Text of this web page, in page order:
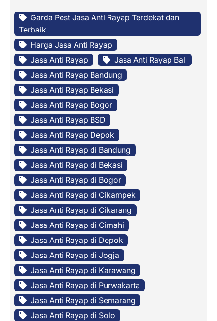
Garda Pest Jasa Anti Rayap Terdekat dan
Terbaik
Harga Jasa Anti Rayap
Jasa Anti Rayap
Jasa Anti Rayap Bali
Jasa Anti Rayap Bandung
Jasa Anti Rayap Bekasi
Jasa Anti Rayap Bogor
Jasa Anti Rayap BSD
Jasa Anti Rayap Depok
Jasa Anti Rayap di Bandung
Jasa Anti Rayap di Bekasi
Jasa Anti Rayap di Bogor
Jasa Anti Rayap di Cikampek
Jasa Anti Rayap di Cikarang
Jasa Anti Rayap di Cimahi
Jasa Anti Rayap di Depok
Jasa Anti Rayap di Jogja
Jasa Anti Rayap di Karawang
Jasa Anti Rayap di Purwakarta
Jasa Anti Rayap di Semarang
Jasa Anti Rayap di Solo